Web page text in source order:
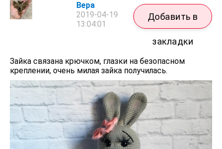
Вера
2019-04-19
13:04:01
Добавить в
закладки
Зайка связана крючком, глазки на безопасном
креплении, очень милая зайка получилась.